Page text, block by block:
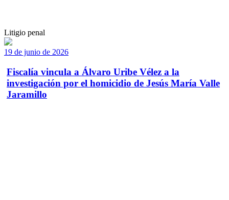
Litigio penal
19 de junio de 2026
Fiscalía vincula a Álvaro Uribe Vélez a la
investigación por el homicidio de Jesús María Valle
Jaramillo